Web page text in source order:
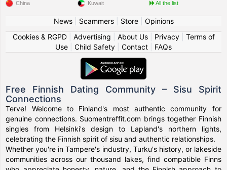
China Kuwait All the list
News| Scammers| Store| Opinions
Cookies & RGPD| Advertising About Us| Privacy| Terms of
Use
Child Safety Contact FAQs
Free Finnish Dating Community – Sisu Spirit
Connections
Terve! Welcome to Finland's most authentic community for
genuine connections. Suomentreffit.com brings together Finnish
singles from Helsinki's design to Lapland's northern lights,
celebrating the Finnish spirit of sisu and authentic relationships.
Whether you're in Tampere's industry, Turku's history, or lakeside
communities across our thousand lakes, find compatible Finns